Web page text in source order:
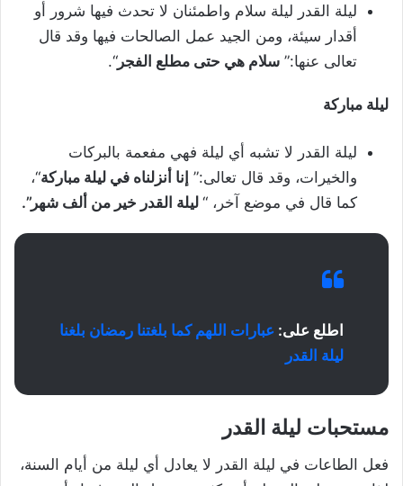
ليلة القدر ليلة سلام واطمئنان لا تحدث فيها شرور أو
أقدار سيئة، ومن الجيد عمل الصالحات فيها وقد قال
تعالى عنها:” سلام هي حتى مطلع الفجر“.
ليلة مباركة
ليلة القدر لا تشبه أي ليلة فهي مفعمة بالبركات
والخيرات، وقد قال تعالى:” إنا أنزلناه في ليلة مباركة“،
كما قال في موضع آخر، “ ليلة القدر خير من ألف شهر”.
اطلع على: عبارات اللهم كما بلغتنا رمضان بلغنا
ليلة القدر
مستحبات ليلة القدر
فعل الطاعات في ليلة القدر لا يعادل أي ليلة من أيام السنة،